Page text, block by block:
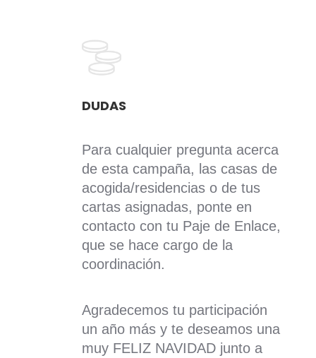
DUDAS
Para cualquier pregunta acerca
de esta campaña, las casas de
acogida/residencias o de tus
cartas asignadas, ponte en
contacto con tu Paje de Enlace,
que se hace cargo de la
coordinación.
Agradecemos tu participación
un año más y te deseamos una
muy FELIZ NAVIDAD junto a